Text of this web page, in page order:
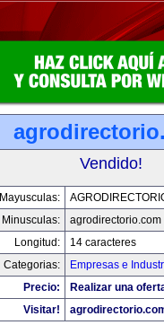
Vendido!
Mayusculas:
Minusculas:
agrodirectorio.com
Longitud:
14 caracteres
Categorias:
Empresas e
Precio:
Realizar una
Visitar!